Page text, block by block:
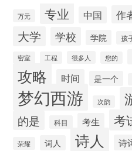
万元 专业 中国 作
大学 学校 学院 孩
密室 工程 很多人 您的
攻略 时间 是一个
梦幻西游 次韵
的是 科目 考生 考
荣耀 词人 诗人 诗